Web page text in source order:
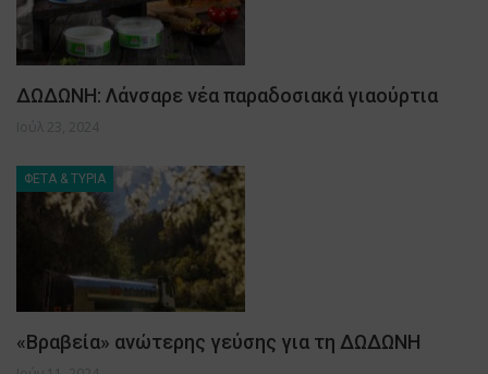
ΔΩΔΩΝΗ: Λάνσαρε νέα παραδοσιακά γιαούρτια
Ιούλ 23, 2024
ΦΕΤΑ & ΤΥΡΙΑ
«Βραβεία» ανώτερης γεύσης για τη ΔΩΔΩΝΗ